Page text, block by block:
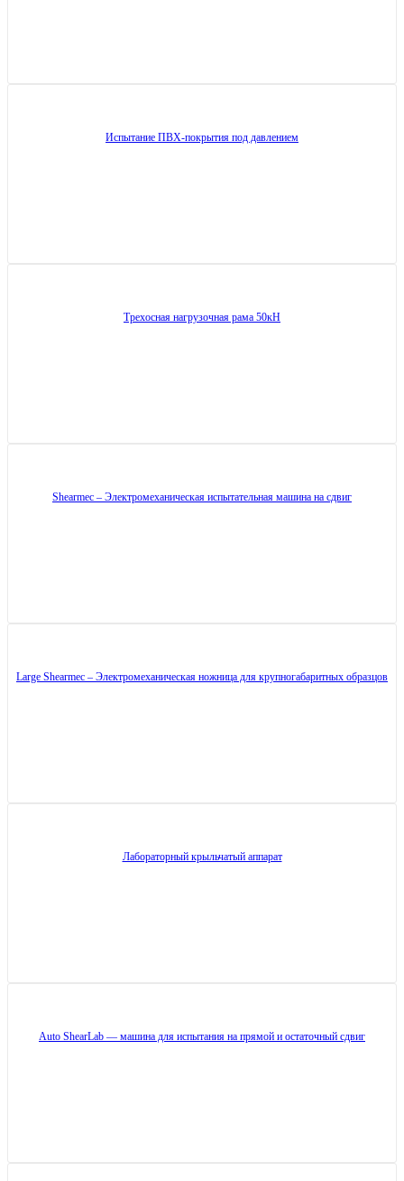
Испытание ПВХ-покрытия под давлением
Трехосная нагрузочная рама 50кН
Shearmec – Электромеханическая испытательная машина на сдвиг
Large Shearmec – Электромеханическая ножница для крупногабаритных образцов
Лабораторный крыльчатый аппарат
Auto ShearLab — машина для испытания на прямой и остаточный сдвиг